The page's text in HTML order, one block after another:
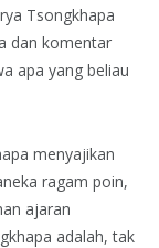
Tsongkhapa
dan komentar
apa yang beliau
menyajikan
ragam poin,
ajaran
adalah, tak